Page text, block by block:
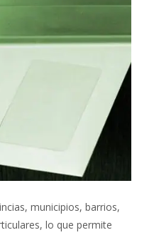
municipios, barrios,
lo que permite